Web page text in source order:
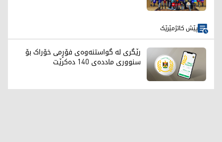
پێش کاتژمێرێک
رێگری لە گواستنەوەی فۆڕمی خۆراک بۆ
سنووری ماددەی 140 دەکرێت